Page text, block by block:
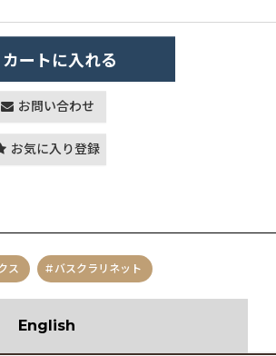
カートに入れる
お問い合わせ
お気に入り登録
ス バスクラリネット
English